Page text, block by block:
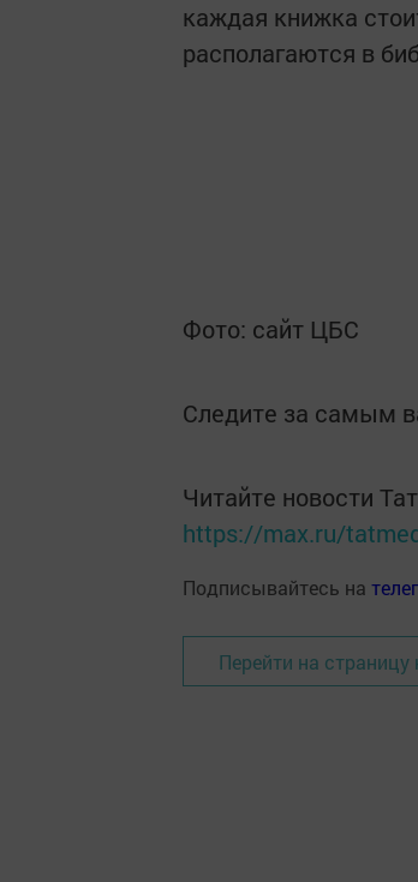
каждая книжка
располагаются в
Фото: сайт ЦБС
Следите за самым
Читайте новости
https://max.ru/
Подписывайтесь на
Перейти на страницу